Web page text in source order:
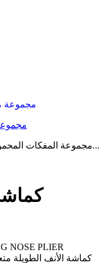
مجموعة المفكات المحمولة متعددة الأغراض هي أداة عملية...
NOSE PLIER